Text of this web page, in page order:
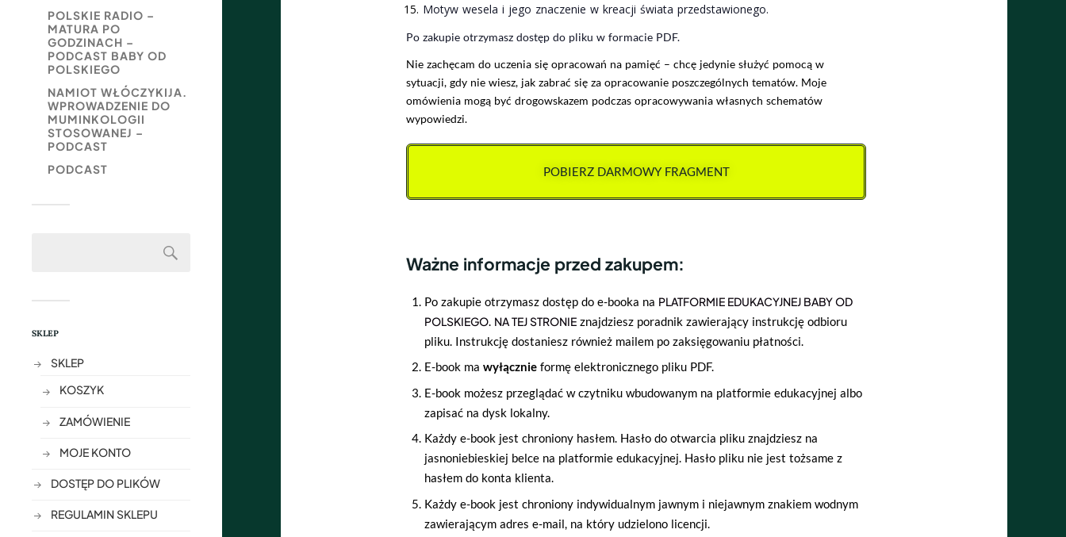
POLSKIE RADIO –
MATURA PO
GODZINACH –
PODCAST BABY OD
POLSKIEGO
NAMIOT WŁÓCZYKIJA.
WPROWADZENIE DO
MUMINKOLOGII
STOSOWANEJ –
PODCAST
PODCAST
SKLEP
SKLEP
KOSZYK
ZAMÓWIENIE
MOJE KONTO
DOSTĘP DO PLIKÓW
REGULAMIN SKLEPU
Motyw wesela i jego znaczenie w kreacji świata przedstawionego.
Po zakupie otrzymasz dostęp do pliku w formacie PDF.
Nie zachęcam do uczenia się opracowań na pamięć – chcę jedynie służyć pomocą w
sytuacji, gdy nie wiesz, jak zabrać się za opracowanie poszczególnych tematów. Moje
omówienia mogą być drogowskazem podczas opracowywania własnych schematów
wypowiedzi.
POBIERZ DARMOWY FRAGMENT
Ważne informacje przed zakupem:
Po zakupie otrzymasz dostęp do e-booka na PLATFORMIE EDUKACYJNEJ BABY OD
POLSKIEGO. NA TEJ STRONIEznajdziesz poradnik zawierający instrukcję odbioru
pliku. Instrukcję dostaniesz również mailem po zaksięgowaniu płatności.
E-book ma wyłącznieformę elektronicznego pliku PDF.
E-book możesz przeglądać w czytniku wbudowanym na platformie edukacyjnej albo
zapisać na dysk lokalny.
Każdy e-book jest chroniony hasłem. Hasło do otwarcia pliku znajdziesz na
jasnoniebieskiej belce na platformie edukacyjnej. Hasło pliku nie jest tożsame z
hasłem do konta klienta.
Każdy e-book jest chroniony indywidualnym jawnym i niejawnym znakiem wodnym
zawierającym adres e-mail, na który udzielono licencji.